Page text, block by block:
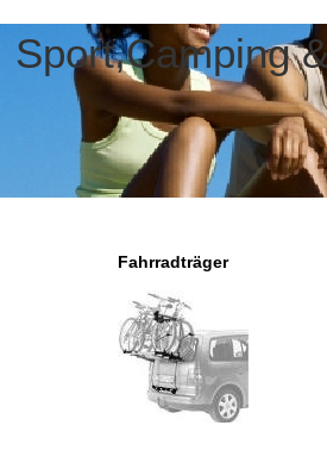
Sport,Camping
Fahrradträger